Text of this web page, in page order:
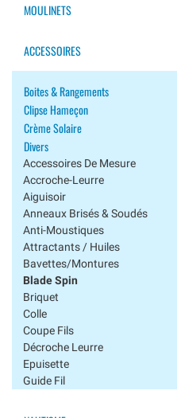
MOULINETS
ACCESSOIRES
Boites & Rangements
Clipse Hameçon
Crème Solaire
Divers
Accessoires De Mesure
Accroche-Leurre
Aiguisoir
Anneaux Brisés & Soudés
Anti-Moustiques
Attractants / Huiles
Bavettes/montures
Blade Spin
Briquet
Colle
Coupe Fils
Décroche Leurre
Epuisette
Guide Fil
Lampes Uv